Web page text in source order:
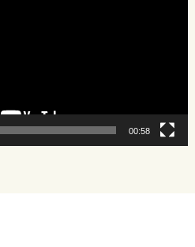
00:58